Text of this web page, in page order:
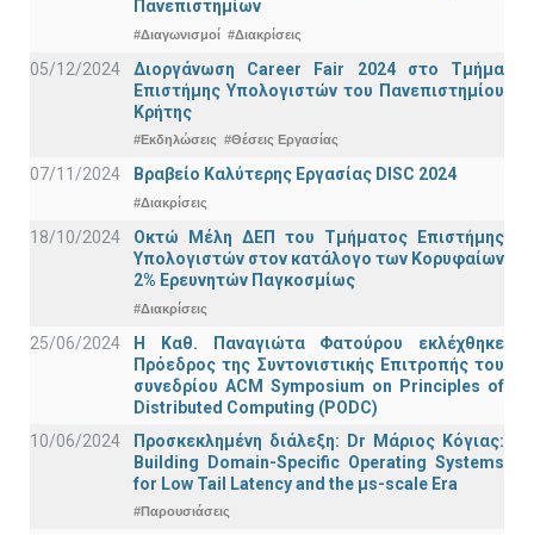
Πανεπιστημίων
#Διαγωνισμοί #Διακρίσεις
05/12/2024
Διοργάνωση Career Fair 2024 στο Τμήμα
Επιστήμης Υπολογιστών του Πανεπιστημίου
Κρήτης
#Εκδηλώσεις #Θέσεις Εργασίας
07/11/2024 Βραβείο Καλύτερης Εργασίας DISC 2024
#Διακρίσεις
18/10/2024
Οκτώ Μέλη ΔΕΠ του Τμήματος Επιστήμης
Υπολογιστών στον κατάλογο των Κορυφαίων
2% Ερευνητών Παγκοσμίως
#Διακρίσεις
25/06/2024
Η Καθ. Παναγιώτα Φατούρου εκλέχθηκε
Πρόεδρος της Συντονιστικής Επιτροπής του
συνεδρίου ACM Symposium on Principles of
Distributed Computing (PODC)
10/06/2024
Προσκεκλημένη διάλεξη: Dr Μάριος Κόγιας:
Building Domain-Specific Operating Systems
for Low Tail Latency and the μs-scale Era
#Παρουσιάσεις